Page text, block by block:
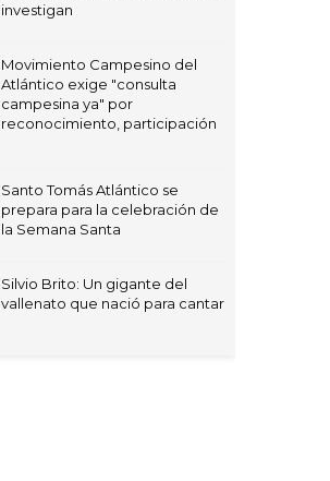
investigan
Movimiento Campesino del
Atlántico exige "consulta
campesina ya" por
reconocimiento, participación
Santo Tomás Atlántico se
prepara para la celebración de
la Semana Santa
Silvio Brito: Un gigante del
vallenato que nació para cantar